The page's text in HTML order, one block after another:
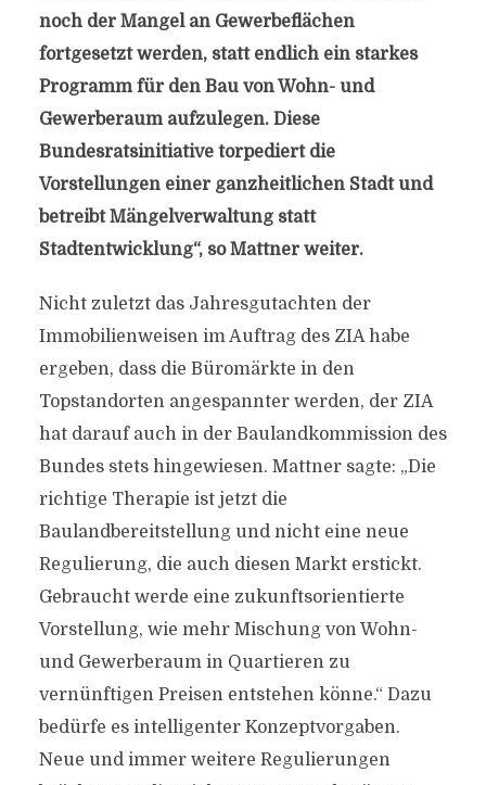
noch der Mangel an Gewerbeflächen
fortgesetzt werden, statt endlich ein starkes
Programm für den Bau von Wohn- und
Gewerberaum aufzulegen. Diese
Bundesratsinitiative torpediert die
Vorstellungen einer ganzheitlichen Stadt und
betreibt Mängelverwaltung statt
Stadtentwicklung“, so Mattner weiter.
Nicht zuletzt das Jahresgutachten der
Immobilienweisen im Auftrag des ZIA habe
ergeben, dass die Büromärkte in den
Topstandorten angespannter werden, der ZIA
hat darauf auch in der Baulandkommission des
Bundes stets hingewiesen. Mattner sagte: „Die
richtige Therapie ist jetzt die
Baulandbereitstellung und nicht eine neue
Regulierung, die auch diesen Markt erstickt.
Gebraucht werde eine zukunftsorientierte
Vorstellung, wie mehr Mischung von Wohn-
und Gewerberaum in Quartieren zu
vernünftigen Preisen entstehen könne.“ Dazu
bedürfe es intelligenter Konzeptvorgaben.
Neue und immer weitere Regulierungen